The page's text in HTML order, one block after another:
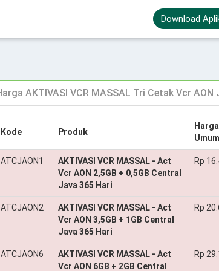
Download
AKTIVASI VCR MASSAL Tri Cetak Vcr AON
Kode Produk
Harga
Umum
ATCJAON1
AKTIVASI VCR MASSAL - Act
Vcr AON 2,5GB + 0,5GB Central
Java 365 Hari
Rp
ATCJAON2
AKTIVASI VCR MASSAL - Act
Vcr AON 3,5GB + 1GB Central
Java 365 Hari
Rp
ATCJAON6
AKTIVASI VCR MASSAL - Act
Vcr AON 6GB + 2GB Central
Rp